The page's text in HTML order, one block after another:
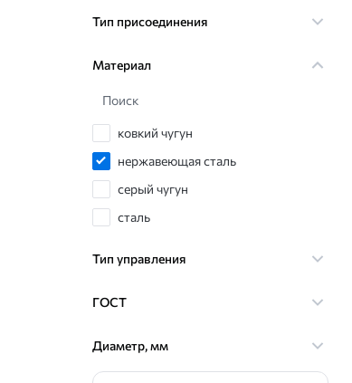
Тип присоединения
Материал
Поиск
ковкий чугун
нержавеющая сталь
серый чугун
сталь
Тип управления
ГОСТ
Диаметр, мм